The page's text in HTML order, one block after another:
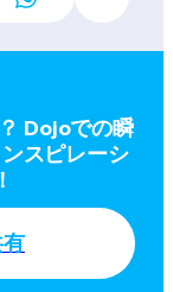
Dojoでの瞬
スピレーシ